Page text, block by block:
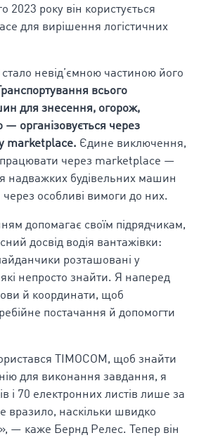
2023 року він користується
для вирішення логістичних
невід’ємною частиною його
Транспортування всього
для знесення, огорож,
— організовується через
marketplace. Єдине виключення,
через marketplace —
надважких будівельних машин
особливі вимоги до них.
допомагає своїм підрядчикам,
досвід водія вантажівки:
розташовані у
непросто знайти. Я наперед
й координати, щоб
постачання й допомогти
TIMOCOM, щоб знайти
для виконання завдання, я
і 70 електронних листів лише за
вразило, наскільки швидко
— каже Бернд Релес. Тепер він